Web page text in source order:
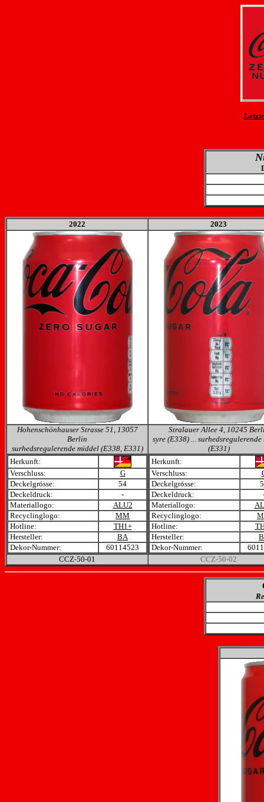
2022 2023
Hohenschönhauser Strasse 51, 13057
Berlin
surhedsregulerende middel (E338, E331)
Stralauer Allee 4, 10245
syre (E338) ... surhedsregulerende
(E331)
Herkunft:
Verschluss:
G
Deckelgrösse:
54
Deckeldruck:
-
Materiallogo:
ALU2
Recyclinglogo:
MM
Hotline:
TH1+
Hersteller:
BA
Dekor-Nummer:
60114523
Herkunft:
Verschluss:
Deckelgrösse:
Deckeldruck:
Materiallogo:
Recyclinglogo:
Hotline:
Hersteller:
Dekor-Nummer:
CCZ-50-01 CCZ-50-02